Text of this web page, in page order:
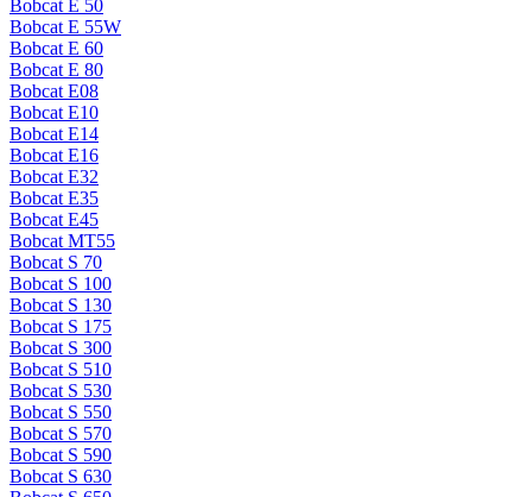
Bobcat E 50
Bobcat E 55W
Bobcat E 60
Bobcat E 80
Bobcat E08
Bobcat E10
Bobcat E14
Bobcat E16
Bobcat E32
Bobcat E35
Bobcat E45
Bobcat MT55
Bobcat S 70
Bobcat S 100
Bobcat S 130
Bobcat S 175
Bobcat S 300
Bobcat S 510
Bobcat S 530
Bobcat S 550
Bobcat S 570
Bobcat S 590
Bobcat S 630